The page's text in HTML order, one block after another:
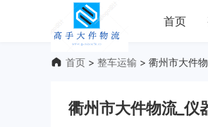
首页
首页 > 整车运输 > 衢州市大件
衢州市大件物流_仪